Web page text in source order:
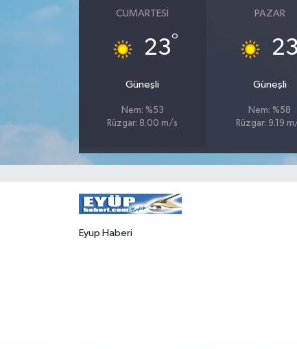
CUMARTESI
23°
Güneşli
Nem: %53
Rüzgar: 8.00 m/s
PAZAR
23
Güneşli
Nem: %58
Rüzgar: 9.19
Eyup Haberi